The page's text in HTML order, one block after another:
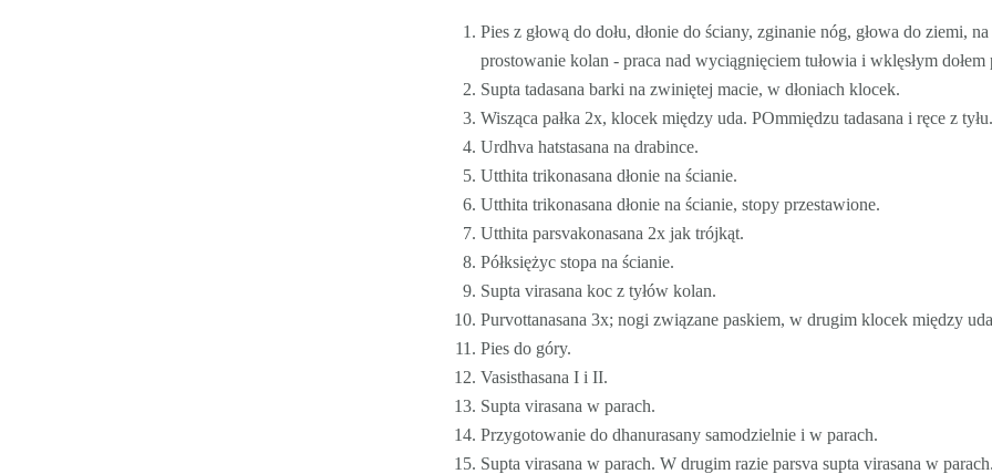
Pies z głową do dołu, dłonie do ściany, zginanie nóg, głowa do ziemi,
prostowanie kolan - praca nad wyciągnięciem tułowia i wklęsłym dołem
Supta tadasana barki na zwiniętej macie, w dłoniach klocek.
Wisząca pałka 2x, klocek między uda. POmmiędzu tadasana i ręce z
Urdhva hatstasana na drabince.
Utthita trikonasana dłonie na ścianie.
Utthita trikonasana dłonie na ścianie, stopy przestawione.
Utthita parsvakonasana 2x jak trójkąt.
Półksiężyc stopa na ścianie.
Supta virasana koc z tyłów kolan.
Purvottanasana 3x; nogi związane paskiem, w drugim klocek między
Pies do góry.
Vasisthasana I i II.
Supta virasana w parach.
Przygotowanie do dhanurasany samodzielnie i w parach.
Supta virasana w parach. W drugim razie parsva supta virasana w